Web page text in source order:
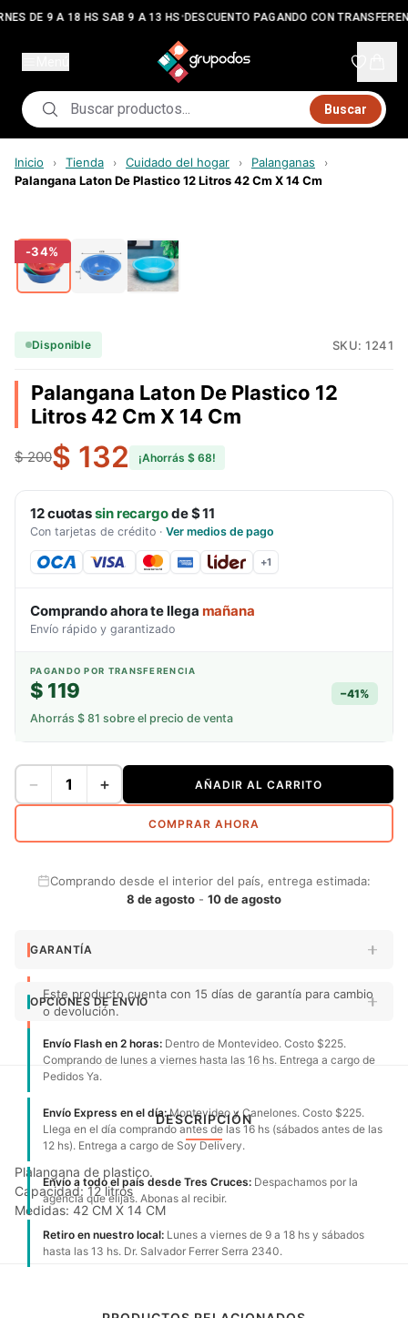
DE 9 A 18 HS SAB 9 A 13 HS•DESCUENTO PAGANDO CON
Buscar
Inicio › Tienda › Cuidado del hogar › Palanganas ›
Palangana Laton De Plastico 12 Litros 42 Cm X 14 Cm
-34%
Disponible SKU: 1241
Palangana Laton De Plastico 12
Litros 42 Cm X 14 Cm
$ 200$ 132 ¡Ahorrás $ 68!
12cuotassin recargode$ 11
Con tarjetas de crédito · Ver medios de pago
+1
Comprando ahora te llega mañana
Envío rápido y garantizado
PAGANDO POR TRANSFERENCIA
$ 119 −41%
Ahorrás $ 81 sobre el precio de venta
− + AÑADIR AL CARRITO
COMPRAR AHORA
Comprando desde el interior del país, entrega estimada:
8 de agosto - 10 de agosto
GARANTÍA
Este producto cuenta con 15 días de garantía para cambio
o devolución.
OPCIONES DE ENVÍO
Envío Flash en 2 horas: Dentro de Montevideo. Costo $225.
Comprando de lunes a viernes hasta las 16 hs. Entrega a cargo de
Pedidos Ya.
Envío Express en el día:Montevideo y Canelones. Costo $225.
Llega en el día comprando antes de las 16 hs (sábados antes de las
12 hs). Entrega a cargo de Soy Delivery.
Envío a todo el país desde Tres Cruces: Despachamos por la
agencia que elijas. Abonas al recibir.
Retiro en nuestro local: Lunes a viernes de 9 a 18 hs y sábados
hasta las 13 hs. Dr. Salvador Ferrer Serra 2340.
DESCRIPCIÓN
Plalangana de plastico.
Capacidad: 12 litros
Medidas: 42 CM X 14 CM